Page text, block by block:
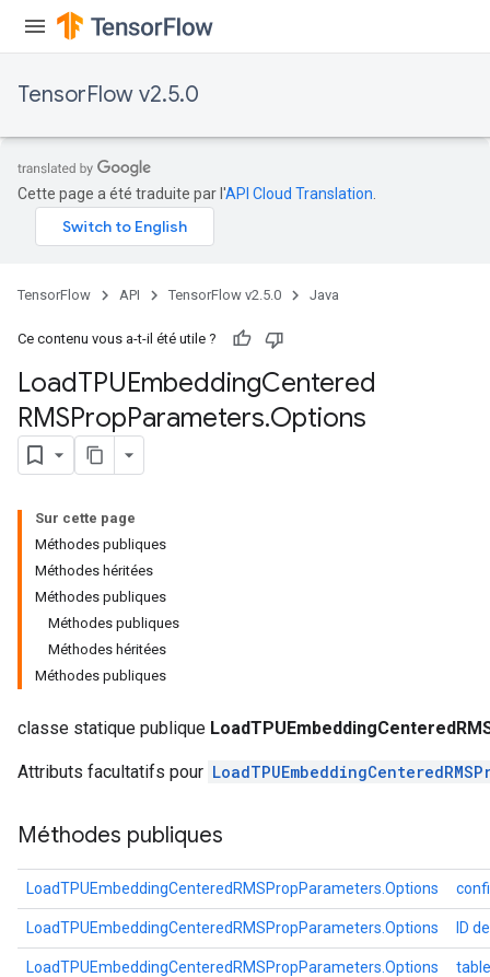
TensorFlow v2.5.0
Cette page a été traduite par l'API Cloud Translation
TensorFlow API TensorFlow v2.5.0 Java
Ce contenu vous a-t-il été utile ?
LoadTPUEmbeddingCentered
RMSPropParameters.Options
Sur cette page
Méthodes publiques
Méthodes héritées
Méthodes publiques
Méthodes publiques
Méthodes héritées
Méthodes publiques
classe statique publique
Attributs facultatifs pour
Méthodes publiques
LoadTPUEmbeddingCenteredRMSPropParameters.Options
LoadTPUEmbeddingCenteredRMSPropParameters.Options ID
LoadTPUEmbeddingCenteredRMSPropParameters.Options